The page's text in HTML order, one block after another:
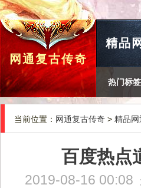
网通复古传奇
精品
热门标签
当前位置： 网通复古传奇 > 精品
百度热点
2019-08-16 00:08